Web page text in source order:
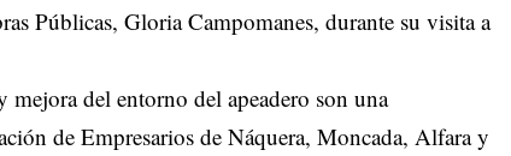
Públicas, Gloria Campomanes, durante su visita a
mejora del entorno del apeadero son una
de Empresarios de Náquera, Moncada, Alfara y